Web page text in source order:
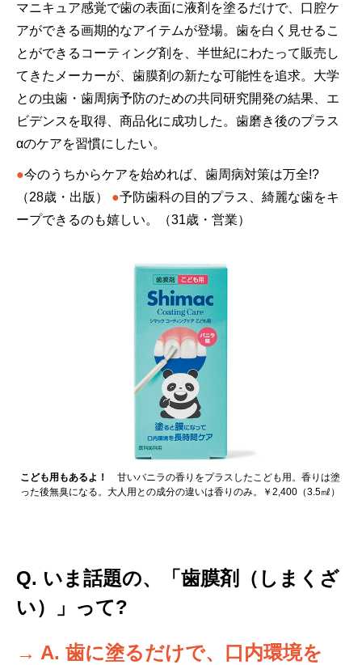
マニキュア感覚で歯の表面に液剤を塗るだけで、口腔ケ
アができる画期的なアイテムが登場。歯を白く見せるこ
とができるコーティング剤を、半世紀にわたって販売し
てきたメーカーが、歯膜剤の新たな可能性を追求。大学
との虫歯・歯周病予防のための共同研究開発の結果、エ
ビデンスを取得、商品化に成功した。歯磨き後のプラス
αのケアを習慣にしたい。
●今のうちからケアを始めれば、歯周病対策は万全!?
（28歳・出版）
●予防歯科の目的プラス、綺麗な歯をキ
ープできるのも嬉しい。（31歳・営業）
こども用もあるよ！ 甘いバニラの香りをプラスしたこども用。香りは塗
った後無臭になる。大人用との成分の違いは香りのみ。￥2,400（3.5㎖）
Q. いま話題の、「歯膜剤（しまくざ
い）」って?
→ A. 歯に塗るだけで、口内環境を